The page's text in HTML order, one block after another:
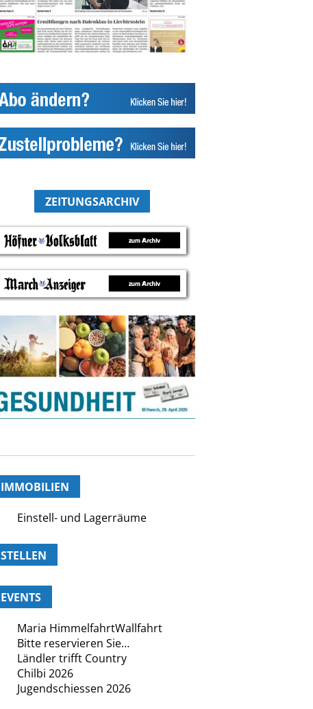
ZEITUNGSARCHIV
IMMOBILIEN
Einstell- und Lagerräume
STELLEN
EVENTS
Maria HimmelfahrtWallfahrt
Bitte reservieren Sie…
Ländler trifft Country
Chilbi 2026
Jugendschiessen 2026